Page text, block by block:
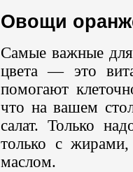
Овощи
Самые важные
цвета — это
помогают
что на вашем
салат. Только
только с жирами,
маслом.